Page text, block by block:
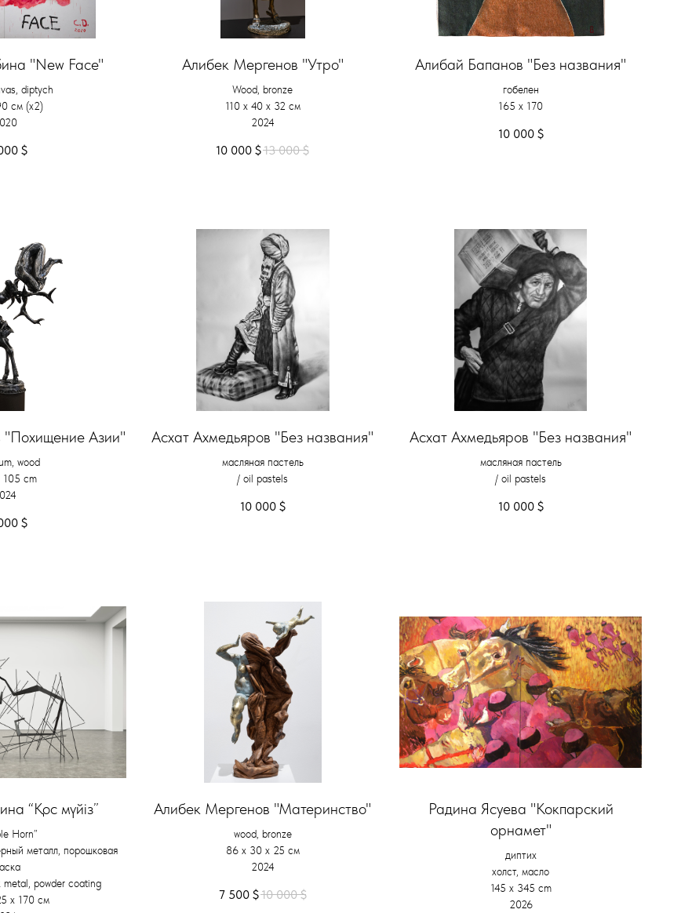
"New Face"
diptych
см (х2)
$
Алибек Мергенов "Утро"
Wood, bronze
110 х 40 х 32 см
2024
10 000 $13 000 $
Алибай Бапанов "Без названия"
гобелен
165 x 170
10 000 $
Азии"
wood
105 cm
$
Асхат Ахмедьяров "Без названия"
масляная пастель
/ oil pastels
10 000 $
Асхат Ахмедьяров "Без названия"
масляная пастель
/ oil pastels
10 000 $
“Қос мүйіз”
Horn”
металл, порошковая
powder coating
х 170 см
Алибек Мергенов "Материнство"
wood, bronze
86 х 30 х 25 см
2024
7 500 $10 000 $
Радина Ясуева "Кокпарский
орнамет"
диптих
холст, масло
145 х 345 cm
2026